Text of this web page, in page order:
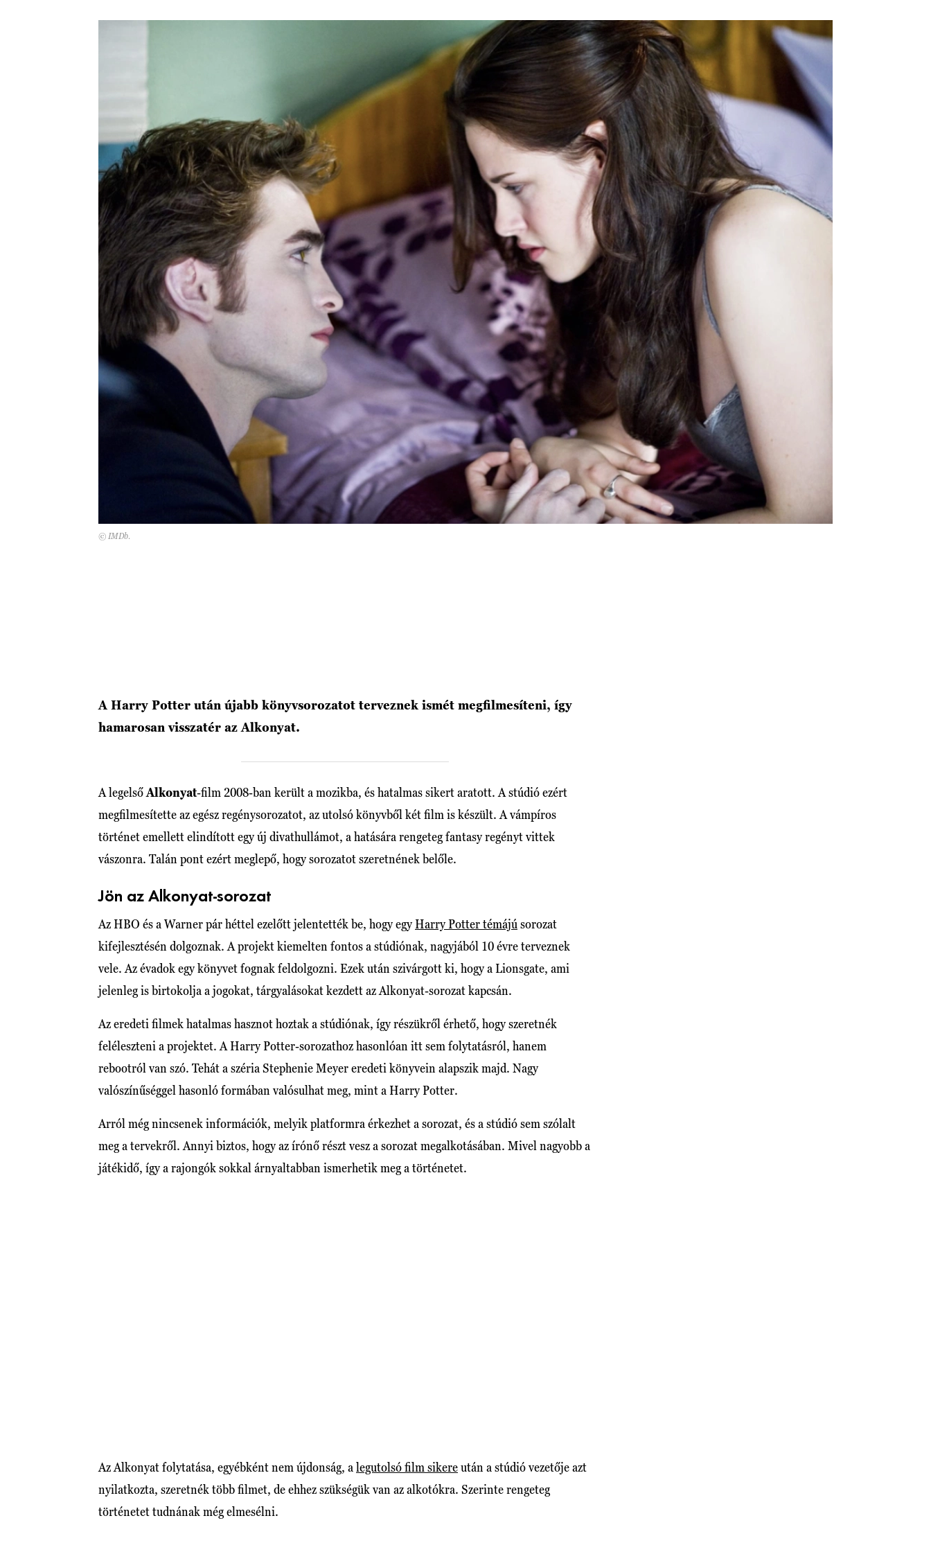
© IMDb.
A Harry Potter után újabb könyvsorozatot terveznek ismét megfilmesíteni, így
hamarosan visszatér az Alkonyat.
A legelső Alkonyat-film 2008-ban került a mozikba, és hatalmas sikert aratott. A stúdió ezért
megfilmesítette az egész regénysorozatot, az utolsó könyvből két film is készült. A vámpíros
történet emellett elindított egy új divathullámot, a hatására rengeteg fantasy regényt vittek
vászonra. Talán pont ezért meglepő, hogy sorozatot szeretnének belőle.
Jön az Alkonyat-sorozat
Az HBO és a Warner pár héttel ezelőtt jelentették be, hogy egyHarry Potter témájú sorozat
kifejlesztésén dolgoznak. A projekt kiemelten fontos a stúdiónak, nagyjából 10 évre terveznek
vele. Az évadok egy könyvet fognak feldolgozni. Ezek után szivárgott ki, hogy a Lionsgate, ami
jelenleg is birtokolja a jogokat, tárgyalásokat kezdett az Alkonyat-sorozat kapcsán.
Az eredeti filmek hatalmas hasznot hoztak a stúdiónak, így részükről érhető, hogy szeretnék
feléleszteni a projektet. A Harry Potter-sorozathoz hasonlóan itt sem folytatásról, hanem
rebootról van szó. Tehát a széria Stephenie Meyer eredeti könyvein alapszik majd. Nagy
valószínűséggel hasonló formában valósulhat meg, mint a Harry Potter.
Arról még nincsenek információk, melyik platformra érkezhet a sorozat, és a stúdió sem szólalt
meg a tervekről. Annyi biztos, hogy az írónő részt vesz a sorozat megalkotásában. Mivel nagyobb a
játékidő, így a rajongók sokkal árnyaltabban ismerhetik meg a történetet.
Az Alkonyat folytatása, egyébként nem újdonság, a legutolsó film sikereután a stúdió vezetője azt
nyilatkozta, szeretnék több filmet, de ehhez szükségük van az alkotókra. Szerinte rengeteg
történetet tudnának még elmesélni.